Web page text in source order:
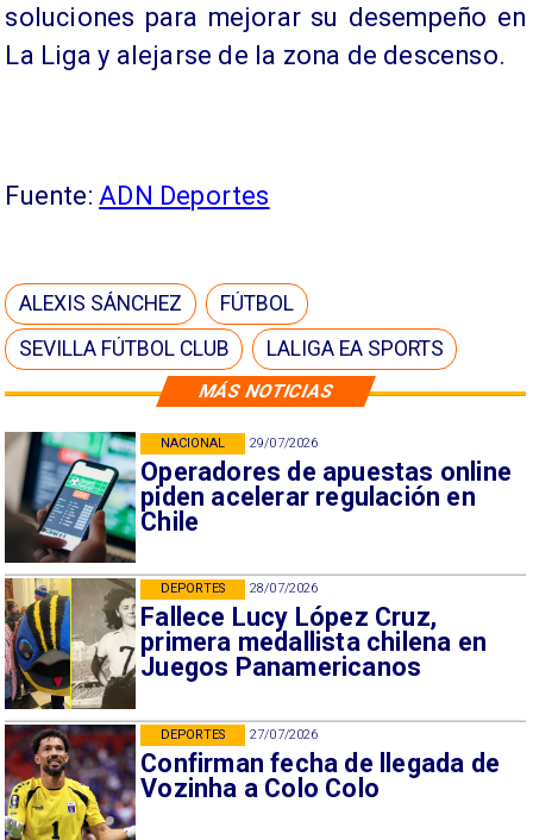
MÁS NOTICIAS
29/07/2026
Operadores de apuestas online
piden acelerar regulación en
Chile
NACIONAL
28/07/2026
Fallece Lucy López Cruz,
primera medallista chilena en
Juegos Panamericanos
DEPORTES
27/07/2026
Confirman fecha de llegada de
Vozinha a Colo Colo
DEPORTES
soluciones para mejorar su desempeño en
La Liga y alejarse de la zona de descenso.
Fuente: ADN Deportes
ALEXIS SÁNCHEZ
FÚTBOL
SEVILLA FÚTBOL CLUB
LALIGA EA SPORTS